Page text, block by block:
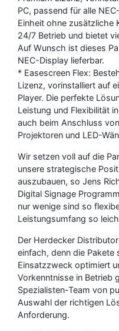
PC, passend für alle
Einheit ohne zusätzliche
24/7 Betrieb und bietet
Auf Wunsch ist dieses
NEC-Display lieferbar.
* Easescreen Flex:
Lizenz, vorinstalliert auf
Player. Die perfekte
Leistung und Flexibilität
auch beim Anschluss
Projektoren und LED-
Wir setzen voll auf die
unsere strategische
auszubauen, so Jens
Digital Signage
nur wenige sind so
Leistungsumfang so
Der Herdecker
einfach, denn die Pakete
Einsatzzweck optimiert
Vorkenntnisse in Betrieb
Spezialisten-Team von
Auswahl der richtigen
Anforderung.